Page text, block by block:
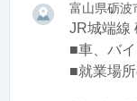
富山県砺波
JR城端線
■車、バ
■就業場